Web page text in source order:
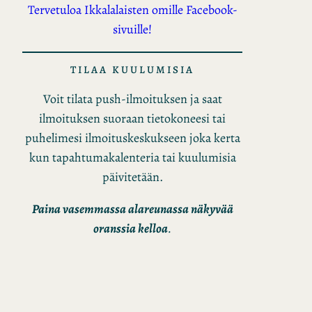
Tervetuloa Ikkalalaisten omille Facebook-
sivuille!
TILAA KUULUMISIA
Voit tilata push-ilmoituksen ja saat
ilmoituksen suoraan tietokoneesi tai
puhelimesi ilmoituskeskukseen joka kerta
kun tapahtumakalenteria tai kuulumisia
päivitetään.
Paina vasemmassa alareunassa näkyvää
oranssia kelloa.